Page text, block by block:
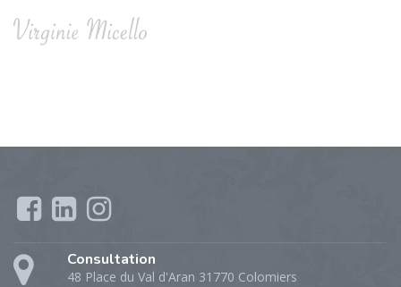
Consultation
48 Place du Val d'Aran 31770 Colomiers